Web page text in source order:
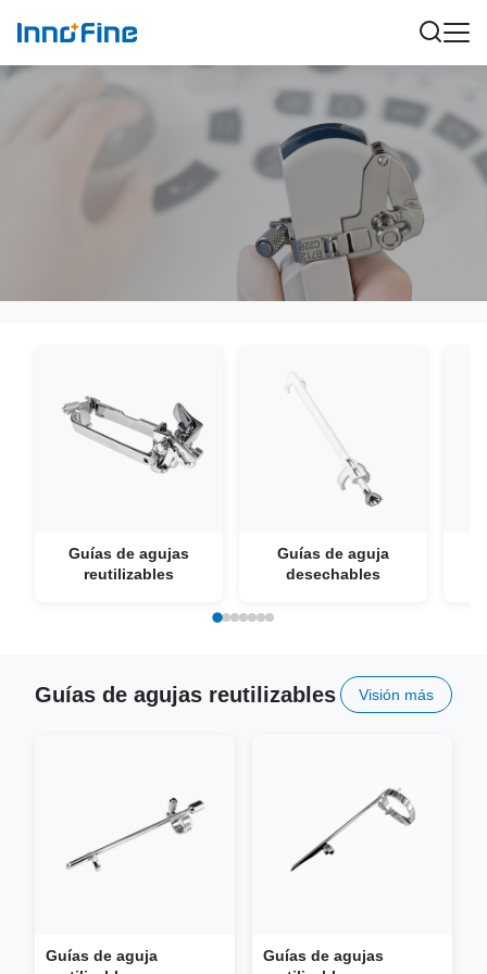
Guías de agujas
reutilizables
Guías de aguja
desechables
Guías de agujas reutilizables Visión más
Guías de aguja
Guías de agujas